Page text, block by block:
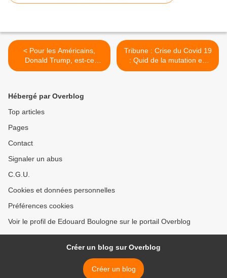
< Pour les Américains,
Donald Trump, est-ce
adieu! ou au revoir ?
Tribune : Crise du Covid 19
: Quid de la mutation en
cours de l'économie
Hébergé par Overblog
Top articles
Pages
Contact
Signaler un abus
C.G.U.
Cookies et données personnelles
Préférences cookies
Voir le profil de Edouard Boulogne sur le portail Overblog
Créer un blog sur Overblog
Créer un blog